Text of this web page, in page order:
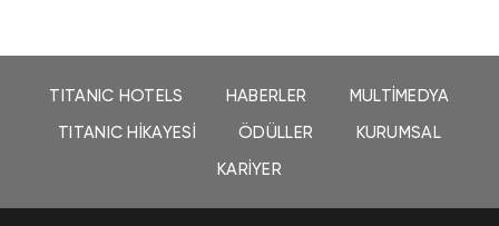
TITANIC HOTELS HABERLER
MULTIMEDYA
TITANIC HIKAYESI
ÖDÜLLER
KURUMSAL
KARIYER